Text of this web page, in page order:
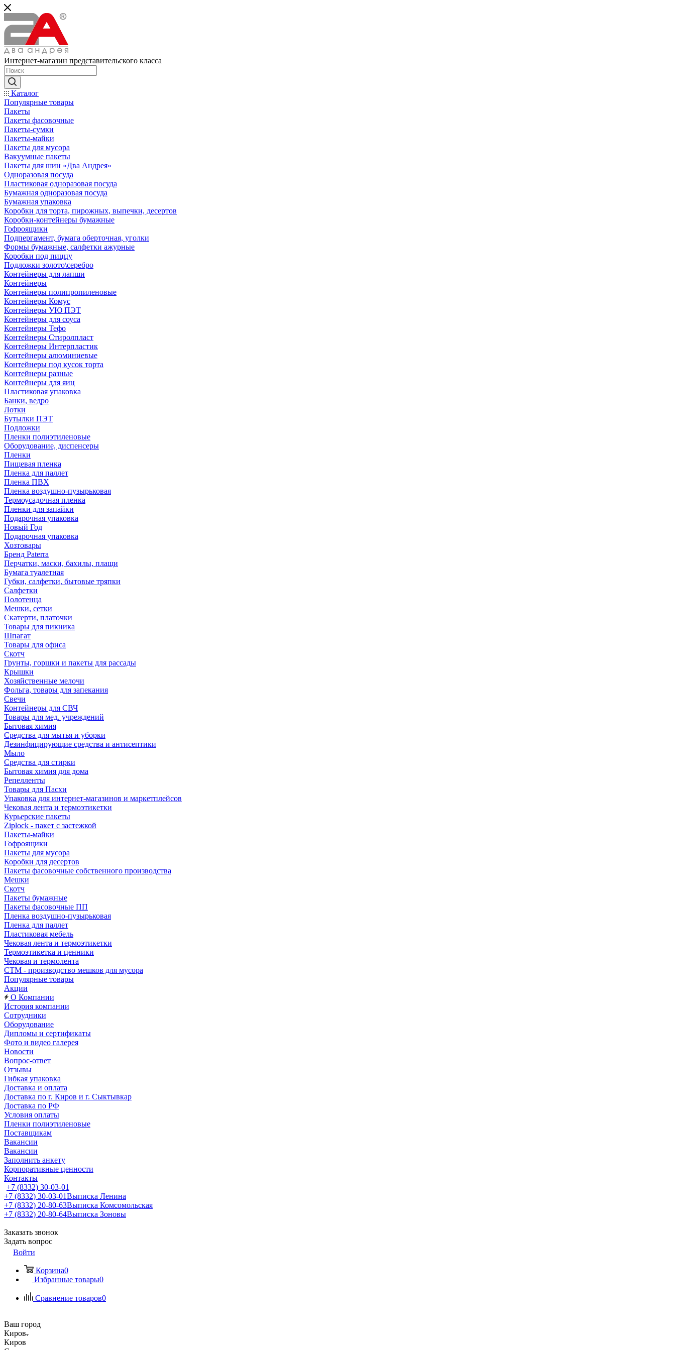
Интернет-магазин представительского класса
Каталог
Популярные товары
Пакеты
Пакеты фасовочные
Пакеты-сумки
Пакеты-майки
Пакеты для мусора
Вакуумные пакеты
Пакеты для шин «Два Андрея»
Одноразовая посуда
Пластиковая одноразовая посуда
Бумажная одноразовая посуда
Бумажная упаковка
Коробки для торта, пирожных, выпечки, десертов
Коробки-контейнеры бумажные
Гофроящики
Подпергамент, бумага оберточная, уголки
Формы бумажные, салфетки ажурные
Коробки под пиццу
Подложки золото\серебро
Контейнеры для лапши
Контейнеры
Контейнеры полипропиленовые
Контейнеры Комус
Контейнеры УЮ ПЭТ
Контейнеры для соуса
Контейнеры Тефо
Контейнеры Стиролпласт
Контейнеры Интерпластик
Контейнеры алюминиевые
Контейнеры под кусок торта
Контейнеры разные
Контейнеры для яиц
Пластиковая упаковка
Банки, ведро
Лотки
Бутылки ПЭТ
Подложки
Пленки полиэтиленовые
Оборудование, диспенсеры
Пленки
Пищевая пленка
Пленка для паллет
Пленка ПВХ
Пленка воздушно-пузырьковая
Термоусадочная пленка
Пленки для запайки
Подарочная упаковка
Новый Год
Подарочная упаковка
Хозтовары
Бренд Paterra
Перчатки, маски, бахилы, плащи
Бумага туалетная
Губки, салфетки, бытовые тряпки
Салфетки
Полотенца
Мешки, сетки
Скатерти, платочки
Товары для пикника
Шпагат
Товары для офиса
Скотч
Грунты, горшки и пакеты для рассады
Крышки
Хозяйственные мелочи
Фольга, товары для запекания
Свечи
Контейнеры для СВЧ
Товары для мед. учреждений
Бытовая химия
Средства для мытья и уборки
Дезинфицирующие средства и антисептики
Мыло
Средства для стирки
Бытовая химия для дома
Репелленты
Товары для Пасхи
Упаковка для интернет-магазинов и маркетплейсов
Чековая лента и термоэтикетки
Курьерские пакеты
Ziplock - пакет с застежкой
Пакеты-майки
Гофроящики
Пакеты для мусора
Коробки для десертов
Пакеты фасовочные собственного производства
Мешки
Скотч
Пакеты бумажные
Пакеты фасовочные ПП
Пленка воздушно-пузырьковая
Пленка для паллет
Пластиковая мебель
Чековая лента и термоэтикетки
Термоэтикетка и ценники
Чековая и термолента
СТМ - производство мешков для мусора
Популярные товары
Акции
О Компании
История компании
Сотрудники
Оборудование
Дипломы и сертификаты
Фото и видео галерея
Новости
Вопрос-ответ
Отзывы
Гибкая упаковка
Доставка и оплата
Доставка по г. Киров и г. Сыктывкар
Доставка по РФ
Условия оплаты
Пленки полиэтиленовые
Поставщикам
Вакансии
Вакансии
Заполнить анкету
Корпоративные ценности
Контакты
+7 (8332) 30-03-01
+7 (8332) 30-03-01Выписка Ленина
+7 (8332) 20-80-63Выписка Комсомольская
+7 (8332) 20-80-64Выписка Зоновы
Заказать звонок
Задать вопрос
Войти
Корзина0
Избранные товары0
Сравнение товаров0
Ваш город
Киров
Киров